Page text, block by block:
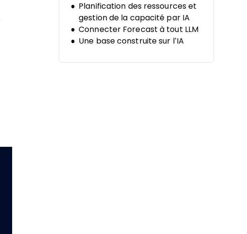
Planification des ressources et
gestion de la capacité par IA
Connecter Forecast à tout LLM
Une base construite sur l’IA
L’avenir de l’IA dans la PSA